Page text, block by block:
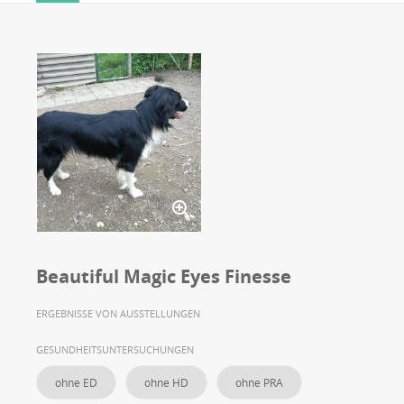
Beautiful Magic Eyes Finesse
ERGEBNISSE VON AUSSTELLUNGEN
GESUNDHEITSUNTERSUCHUNGEN
ohne ED ohne HD ohne PRA